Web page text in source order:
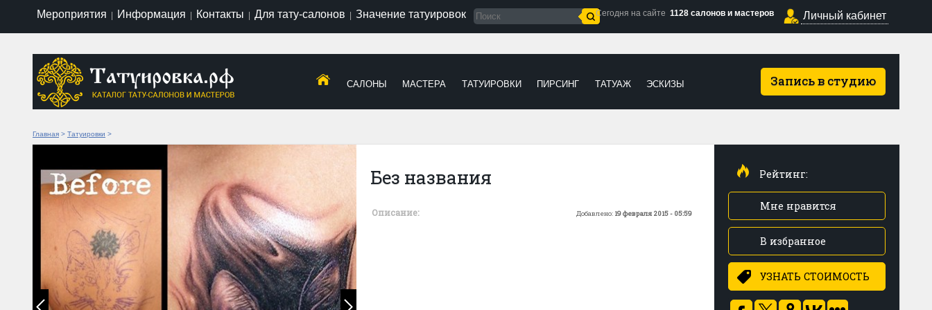
Мероприятия Информация Контакты Для тату-салонов Значение татуировок Сегодня на сайте 1128 салонов и мастеров Личный кабинет
Запись в студию
САЛОНЫ МАСТЕРА ТАТУИРОВКИ ПИРСИНГ ТАТУАЖ ЭСКИЗЫ
Главная > Татуировки >
Без названия
Описание: Добавлено: 19 февраля 2015 - 05:59
Рейтинг:
Мне нравится
В избранное
УЗНАТЬ СТОИМОСТЬ